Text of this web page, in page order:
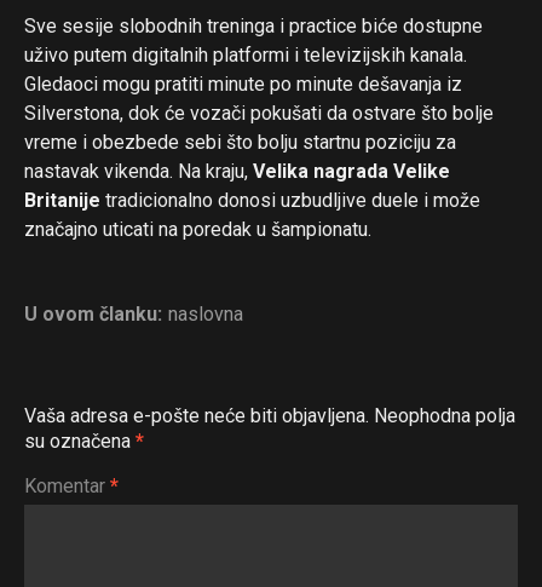
Sve sesije slobodnih treninga i practice biće dostupne
uživo putem digitalnih platformi i televizijskih kanala.
Gledaoci mogu pratiti minute po minute dešavanja iz
Silverstona, dok će vozači pokušati da ostvare što bolje
vreme i obezbede sebi što bolju startnu poziciju za
nastavak vikenda. Na kraju, Velika nagrada Velike
Britanije tradicionalno donosi uzbudljive duele i može
značajno uticati na poredak u šampionatu.
U ovom članku: naslovna
Vaša adresa e-pošte neće biti objavljena. Neophodna polja
su označena *
Komentar *